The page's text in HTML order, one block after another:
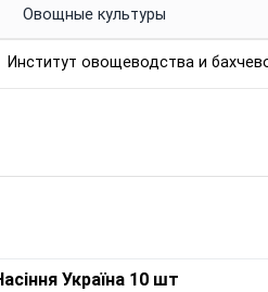
Овощные культуры
Институт овощеводства и
Україна 10 шт